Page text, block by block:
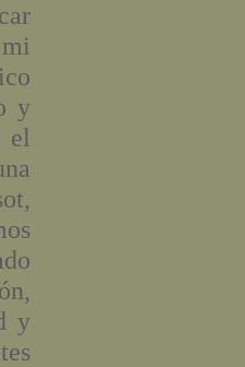
y
el
y